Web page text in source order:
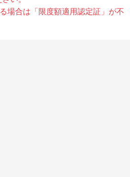
場合は「限度額適用認定証」が不